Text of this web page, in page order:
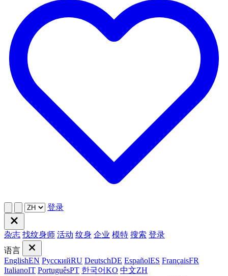
登录
杂志 找纹身师 活动 纹身 企业 模特 搜索 登录
语言
EnglishEN РусскийRU DeutschDE EspañolES FrançaisFR
ItalianoIT PortuguêsPT 한국어KO 中文ZH